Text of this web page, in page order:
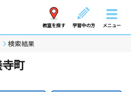
教室を探す 学習中の方 メニュー
検索結果
町